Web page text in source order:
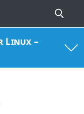
Linux –